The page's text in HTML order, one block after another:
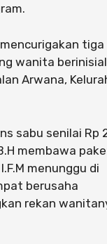
tiga
wanita berinisial
Arwana,
sabu senilai Rp
membawa
menunggu di
berusaha
rekan